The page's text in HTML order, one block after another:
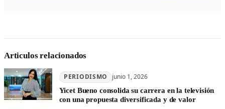
Articulos relacionados
PERIODISMO junio 1, 2026
Yicet Bueno consolida su carrera en la televisión
con una propuesta diversificada y de valor